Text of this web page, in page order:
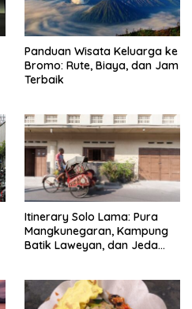
Panduan Wisata Keluarga ke
Bromo: Rute, Biaya, dan Jam
Terbaik
Itinerary Solo Lama: Pura
Mangkunegaran, Kampung
Batik Laweyan, dan Jeda